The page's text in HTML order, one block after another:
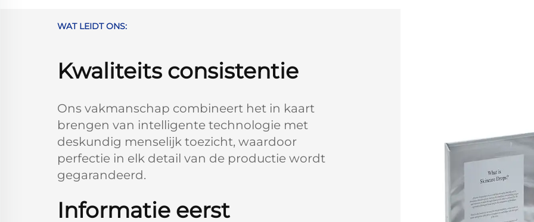
WAT LEIDT ONS:
Kwaliteits consistentie
Ons vakmanschap combineert het in kaart
brengen van intelligente technologie met
deskundig menselijk toezicht, waardoor
perfectie in elk detail van de productie wordt
gegarandeerd.
Informatie eerst